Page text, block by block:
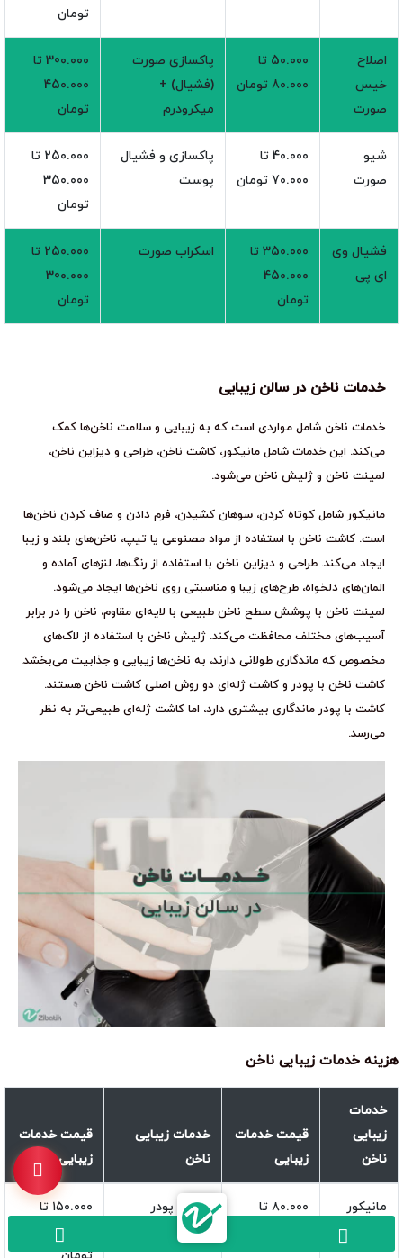
تومان
اصلاح
خیس
صورت
5۰.۰۰۰ تا
8۰.۰۰۰ تومان
پاکسازی صورت
(فشیال) +
میکرودرم
30۰.۰۰۰ تا
45۰.۰۰۰
تومان
شیو
صورت
4۰.۰۰۰ تا
7۰.۰۰۰ تومان
پاکسازی و فشیال
پوست
25۰.۰۰۰ تا
35۰.۰۰۰
تومان
فشیال وی
ای پی
35۰.۰۰۰ تا
45۰.۰۰۰
تومان
اسکراب صورت
25۰.۰۰۰ تا
30۰.۰۰۰
تومان
خدمات ناخن در سالن زیبایی
خدمات ناخن شامل مواردی است که به زیبایی و سلامت ناخن‌ها کمک
می‌کند. این خدمات شامل مانیکور، کاشت ناخن، طراحی و دیزاین ناخن،
لمینت ناخن و ژلیش ناخن می‌شود.
مانیکور شامل کوتاه کردن، سوهان کشیدن، فرم دادن و صاف کردن ناخن‌ها
است. کاشت ناخن با استفاده از مواد مصنوعی یا تیپ، ناخن‌های بلند و زیبا
ایجاد می‌کند. طراحی و دیزاین ناخن با استفاده از رنگ‌ها، لنزهای آماده و
المان‌های دلخواه، طرح‌های زیبا و مناسبتی روی ناخن‌ها ایجاد می‌شود.
لمینت ناخن با پوشش سطح ناخن طبیعی با لایه‌ای مقاوم، ناخن را در برابر
آسیب‌های مختلف محافظت می‌کند. ژلیش ناخن با استفاده از لاک‌های
مخصوص که ماندگاری طولانی دارند، به ناخن‌ها زیبایی و جذابیت می‌بخشد.
کاشت ناخن با پودر و کاشت ژله‌ای دو روش اصلی کاشت ناخن هستند.
کاشت با پودر ماندگاری بیشتری دارد، اما کاشت ژله‌ای طبیعی‌تر به نظر
می‌رسد.
هزینه خدمات زیبایی ناخن
خدمات
زیبایی
ناخن
قیمت خدمات
زیبایی
خدمات زیبایی
ناخن
قیمت خدمات
زیبایی
مانیکور
۸۰.۰۰۰ تا
کاشت پودر
۱۵۰.۰۰۰ تا
۲۵۰.۰۰۰